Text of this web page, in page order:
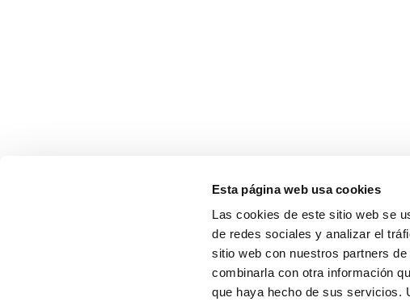
Esta página web usa cookies
Las cookies de este sitio web se
de redes sociales y analizar el
sitio web con nuestros partners
combinarla con otra información
que haya hecho de sus servicios.